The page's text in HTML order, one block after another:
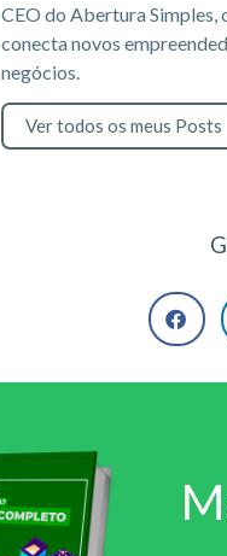
CEO do Abertura Simples,
conecta novos
negócios.
Ver todos os meus Posts